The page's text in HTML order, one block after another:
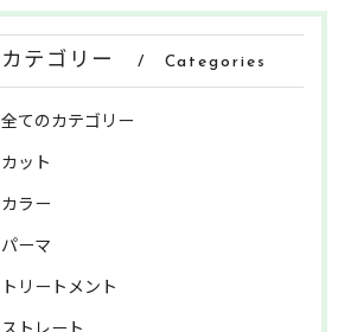
カテゴリー Categories
全てのカテゴリー
カット
カラー
パーマ
トリートメント